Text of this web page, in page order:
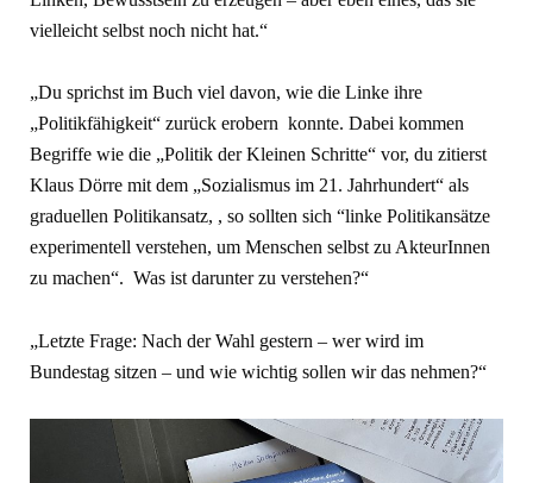
vielleicht selbst noch nicht hat.“
„Du sprichst im Buch viel davon, wie die Linke ihre
„Politikfähigkeit“ zurück erobern konnte. Dabei kommen
Begriffe wie die „Politik der Kleinen Schritte“ vor, du zitierst
Klaus Dörre mit dem „Sozialismus im 21. Jahrhundert“ als
graduellen Politikansatz, , so sollten sich “linke Politikansätze
experimentell verstehen, um Menschen selbst zu AkteurInnen
zu machen“. Was ist darunter zu verstehen?“
„Letzte Frage: Nach der Wahl gestern – wer wird im
Bundestag sitzen – und wie wichtig sollen wir das nehmen?“